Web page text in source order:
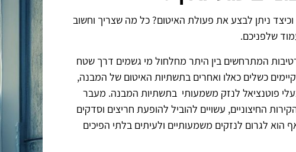
וכיצד ניתן לבצע את פעולת האיטום? כל מה שצריך וחשוב
שלפניכם.
המתרחשים בין היתר מחלחול מי גשמים דרך שטח
קיימים כשלים כאלו ואחרים בתשתיות האיטום של המבנה,
פוטנציאל לנזק משמעותי בתשתיות המבנה. מעבר
החיצוניים, עשויים להוביל להופעת חריצים וסדקים
לגרום לנזקים משמעותיים ולעיתים בלתי הפיכים